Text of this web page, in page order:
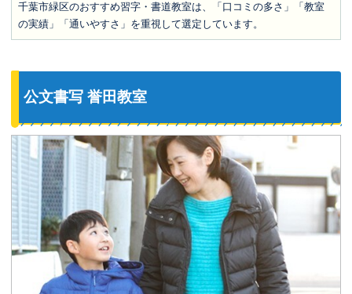
千葉市緑区のおすすめ習字・書道教室は、「口コミの多さ」「教室
の実績」「通いやすさ」を重視して選定しています。
公文書写 誉田教室